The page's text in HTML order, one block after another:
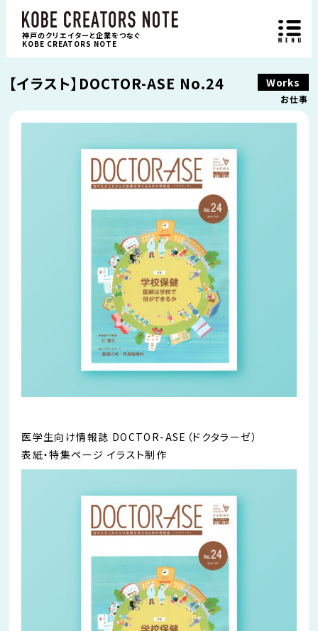
神戸のクリエイターと企業をつなぐ
KOBE CREATORS NOTE
Works
お仕事
【イラスト】DOCTOR-ASE No.24
医学生向け情報誌 DOCTOR-ASE（ドクタラーゼ）
表紙・特集ページ イラスト制作